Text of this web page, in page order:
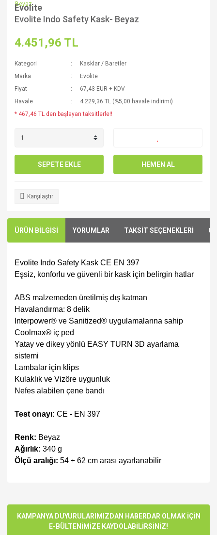
Evolite
Evolite Indo Safety Kask- Beyaz
4.451,96 TL
Kategori
Kasklar / Baretler
Marka
Evolite
Fiyat
67,43 EUR + KDV
Havale
4.229,36 TL (%5,00 havale indirimi)
* 467,46 TL den başlayan taksitlerle!!
SEPETE EKLE HEMEN AL
Karşılaştır
ÜRÜN BİLGİSİ YORUMLAR TAKSİT SEÇENEKLERİ
Evolite Indo Safety Kask CE EN 397
Eşsiz, konforlu ve güvenli bir kask için belirgin hatlar
ABS malzemeden üretilmiş dış katman
Havalandırma: 8 delik
Interpower® ve Sanitized® uygulamalarına sahip
Coolmax® iç ped
Yatay ve dikey yönlü EASY TURN 3D ayarlama
sistemi
Lambalar için klips
Kulaklık ve Vizöre uygunluk
Nefes alabilen çene bandı
Test onayı: CE - EN 397
Renk: Beyaz
Ağırlık: 340 g
Ölçü aralığı: 54 ÷ 62 cm arası ayarlanabilir
Yorum Yaz
kullanarak tarafımıza iletebilirsiniz.
Görüş ve önerileriniz için teşekkür ederiz.
KAMPANYA DUYURULARIMIZDAN HABERDAR OLMAK İÇİN
E-BÜLTENİMİZE KAYDOLABİLİRSİNİZ!